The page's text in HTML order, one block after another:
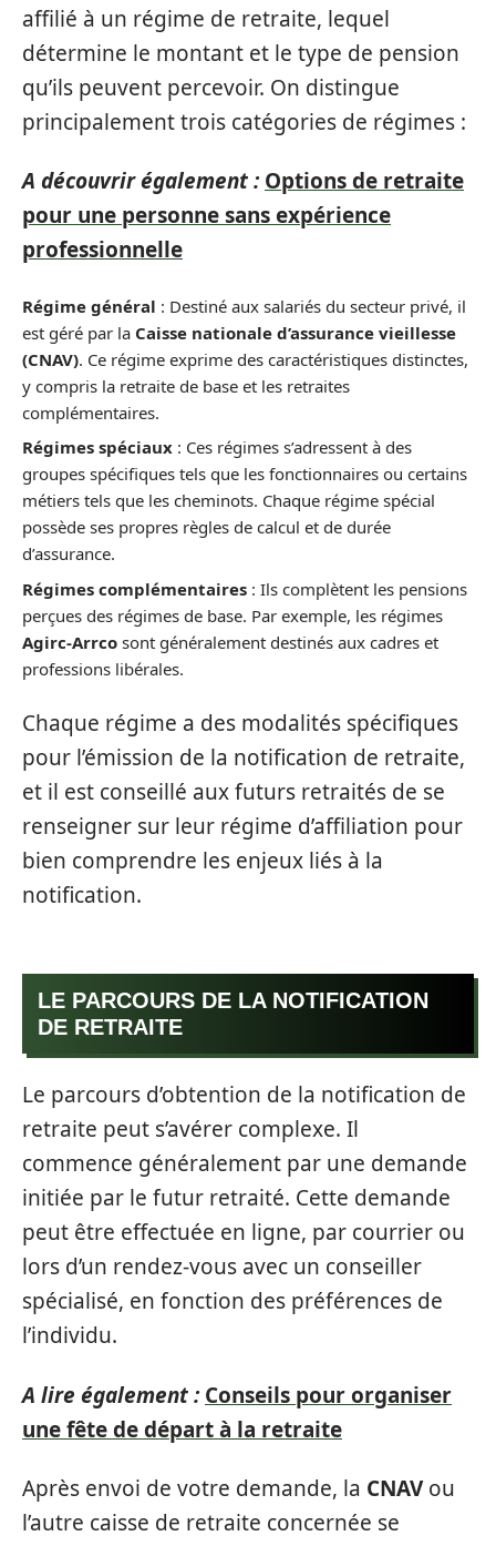
affilié à un régime de retraite, lequel
détermine le montant et le type de pension
qu’ils peuvent percevoir. On distingue
principalement trois catégories de régimes :
A découvrir également : Options de retraite
pour une personne sans expérience
professionnelle
Régime général : Destiné aux salariés du secteur privé, il
est géré par la Caisse nationale d’assurance vieillesse
(CNAV). Ce régime exprime des caractéristiques distinctes,
y compris la retraite de base et les retraites
complémentaires.
Régimes spéciaux : Ces régimes s’adressent à des
groupes spécifiques tels que les fonctionnaires ou certains
métiers tels que les cheminots. Chaque régime spécial
possède ses propres règles de calcul et de durée
d’assurance.
Régimes complémentaires : Ils complètent les pensions
perçues des régimes de base. Par exemple, les régimes
Agirc-Arrco sont généralement destinés aux cadres et
professions libérales.
Chaque régime a des modalités spécifiques
pour l’émission de la notification de retraite,
et il est conseillé aux futurs retraités de se
renseigner sur leur régime d’affiliation pour
bien comprendre les enjeux liés à la
notification.
LE PARCOURS DE LA NOTIFICATION
DE RETRAITE
Le parcours d’obtention de la notification de
retraite peut s’avérer complexe. Il
commence généralement par une demande
initiée par le futur retraité. Cette demande
peut être effectuée en ligne, par courrier ou
lors d’un rendez-vous avec un conseiller
spécialisé, en fonction des préférences de
l’individu.
A lire également : Conseils pour organiser
une fête de départ à la retraite
Après envoi de votre demande, la CNAVou
l’autre caisse de retraite concernée se